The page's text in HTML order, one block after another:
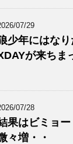
07/29
少年にはなり
が来ちま
07/28
果はビミョ
々増・・